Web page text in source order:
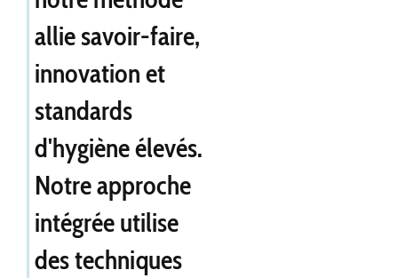
allie savoir-faire,
innovation et
standards
d'hygiène élevés.
Notre approche
intégrée utilise
des techniques